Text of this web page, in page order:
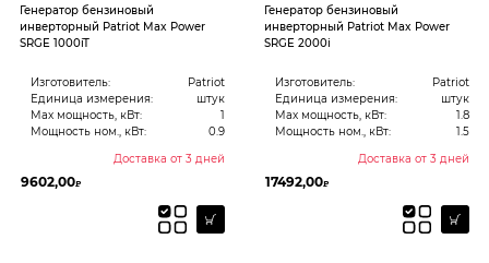
Генератор бензиновый
инверторный Patriot Max Power
SRGE 1000iT
Изготовитель:
Patriot
Единица измерения:
штук
Max мощность, кВт:
1
Мощность ном., кВт:
0.9
Доставка от 3 дней
9602,00₽
Генератор бензиновый
инверторный Patriot Max Power
SRGE 2000i
Изготовитель:
Patriot
Единица измерения:
штук
Max мощность, кВт:
1.8
Мощность ном., кВт:
1.5
Доставка от 3 дней
17492,00₽